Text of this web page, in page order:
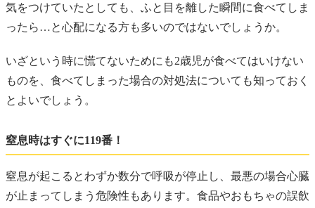
気をつけていたとしても、ふと目を離した瞬間に食べてしま
ったら…と心配になる方も多いのではないでしょうか。
いざという時に慌てないためにも2歳児が食べてはいけない
ものを、食べてしまった場合の対処法についても知っておく
とよいでしょう。
窒息時はすぐに119番！
窒息が起こるとわずか数分で呼吸が停止し、最悪の場合心臓
が止まってしまう危険性もあります。食品やおもちゃの誤飲